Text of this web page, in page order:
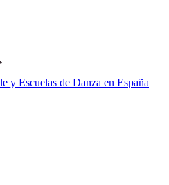
y Escuelas de Danza en España